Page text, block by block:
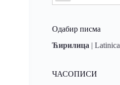
Одабир писма
Ћирилица |Latinica
ЧАСОПИСИ